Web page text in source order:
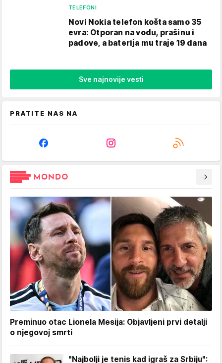
TELEFONI
Novi Nokia telefon košta samo 35
evra: Otporan na vodu, prašinu i
padove, a baterija mu traje 19 dana
Sve najnovije vesti
PRATITE NAS NA
Preminuo otac Lionela Mesija: Objavljeni prvi detalji
o njegovoj smrti
"Najbolji je tenis kad igraš za Srbiju":